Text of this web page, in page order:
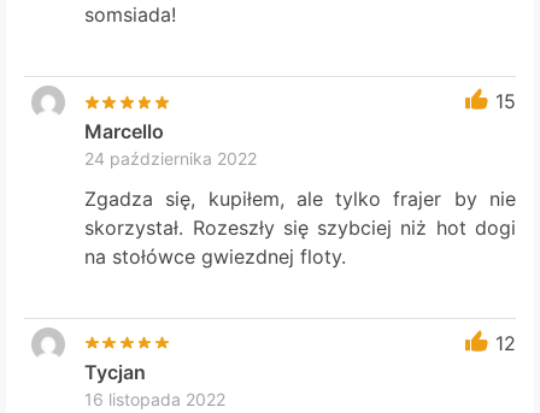
somsiada!
15
Marcello
24 października 2022
Zgadza się, kupiłem, ale tylko frajer by nie
skorzystał. Rozeszły się szybciej niż hot dogi
na stołówce gwiezdnej floty.
12
Tycjan
16 listopada 2022